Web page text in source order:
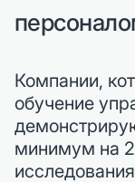
Компании,
обучение
минимум на